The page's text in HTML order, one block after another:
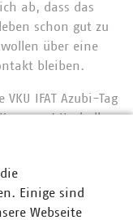
ab, dass das
schon gut zu
über eine
bleiben.
IFAT Azubi-Tag
Und allen
Einige sind
Webseite